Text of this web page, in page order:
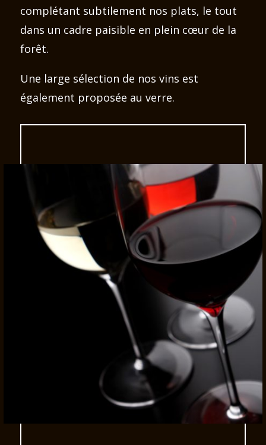
complétant subtilement nos plats, le tout
dans un cadre paisible en plein cœur de la
forêt.
Une large sélection de nos vins est
également proposée au verre.